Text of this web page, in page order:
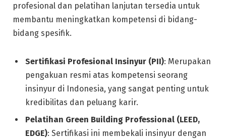
profesional dan pelatihan lanjutan tersedia untuk
membantu meningkatkan kompetensi di bidang-
bidang spesifik.
Sertifikasi Profesional Insinyur (PII): Merupakan
pengakuan resmi atas kompetensi seorang
insinyur di Indonesia, yang sangat penting untuk
kredibilitas dan peluang karir.
Pelatihan Green Building Professional (LEED,
EDGE): Sertifikasi ini membekali insinyur dengan